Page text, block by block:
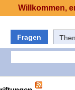
Fragen
Willkommen,